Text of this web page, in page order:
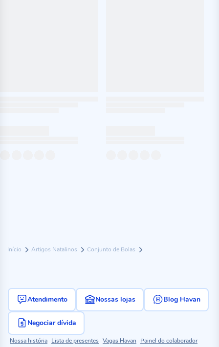
Início Artigos Natalinos Conjunto de Bolas
Atendimento Nossas lojas Blog Havan
Negociar dívida
Nossa história Lista de presentes Vagas Havan Painel do colaborador